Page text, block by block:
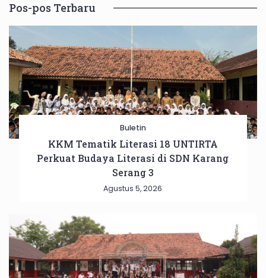
Pos-pos Terbaru
Buletin
KKM Tematik Literasi 18 UNTIRTA
Perkuat Budaya Literasi di SDN Karang
Serang 3
Agustus 5, 2026